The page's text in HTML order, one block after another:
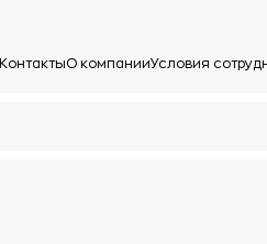
КонтактыО компанииУсловия